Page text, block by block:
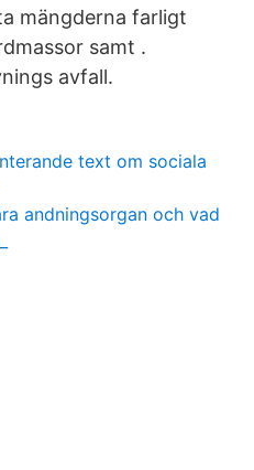
mängderna farligt
samt .
avfall.
text om sociala
andningsorgan och vad